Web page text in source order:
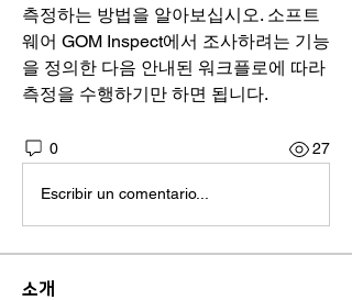
측정하는 방법을 알아보십시오. 소프트
웨어 GOM Inspect에서 조사하려는 기능
을 정의한 다음 안내된 워크플로에 따라
측정을 수행하기만 하면 됩니다.
0 27
Escribir un comentario...
소개